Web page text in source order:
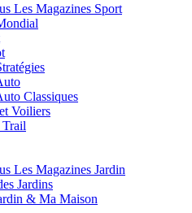
Les Magazines Sport
Classiques
Voiliers
Les Magazines Jardin
Jardins
& Ma Maison